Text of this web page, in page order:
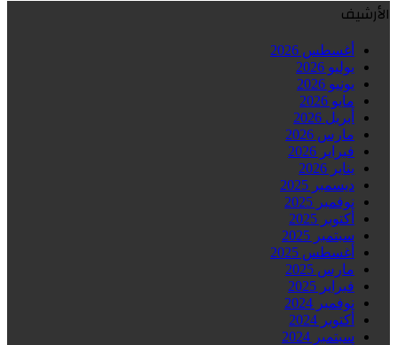
الأرشيف
أغسطس 2026
يوليو 2026
يونيو 2026
مايو 2026
أبريل 2026
مارس 2026
فبراير 2026
يناير 2026
ديسمبر 2025
نوفمبر 2025
أكتوبر 2025
سبتمبر 2025
أغسطس 2025
مارس 2025
فبراير 2025
نوفمبر 2024
أكتوبر 2024
سبتمبر 2024